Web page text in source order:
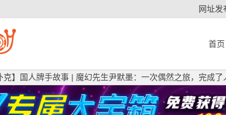
网址发
首页
克】国人牌手故事 | 魔幻先生尹默墨：一次偶然之旅，完成了